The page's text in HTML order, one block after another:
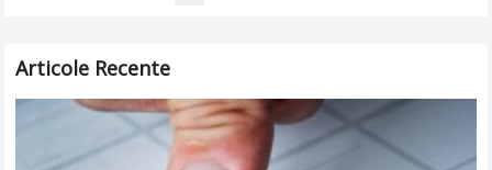
Articole Recente